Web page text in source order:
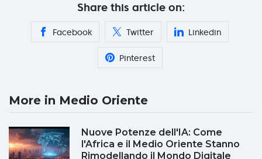
Share this article on:
Facebook Twitter Linkedin
Pinterest
More in Medio Oriente
Nuove Potenze dell'IA: Come
l'Africa e il Medio Oriente Stanno
Rimodellando il Mondo Digitale